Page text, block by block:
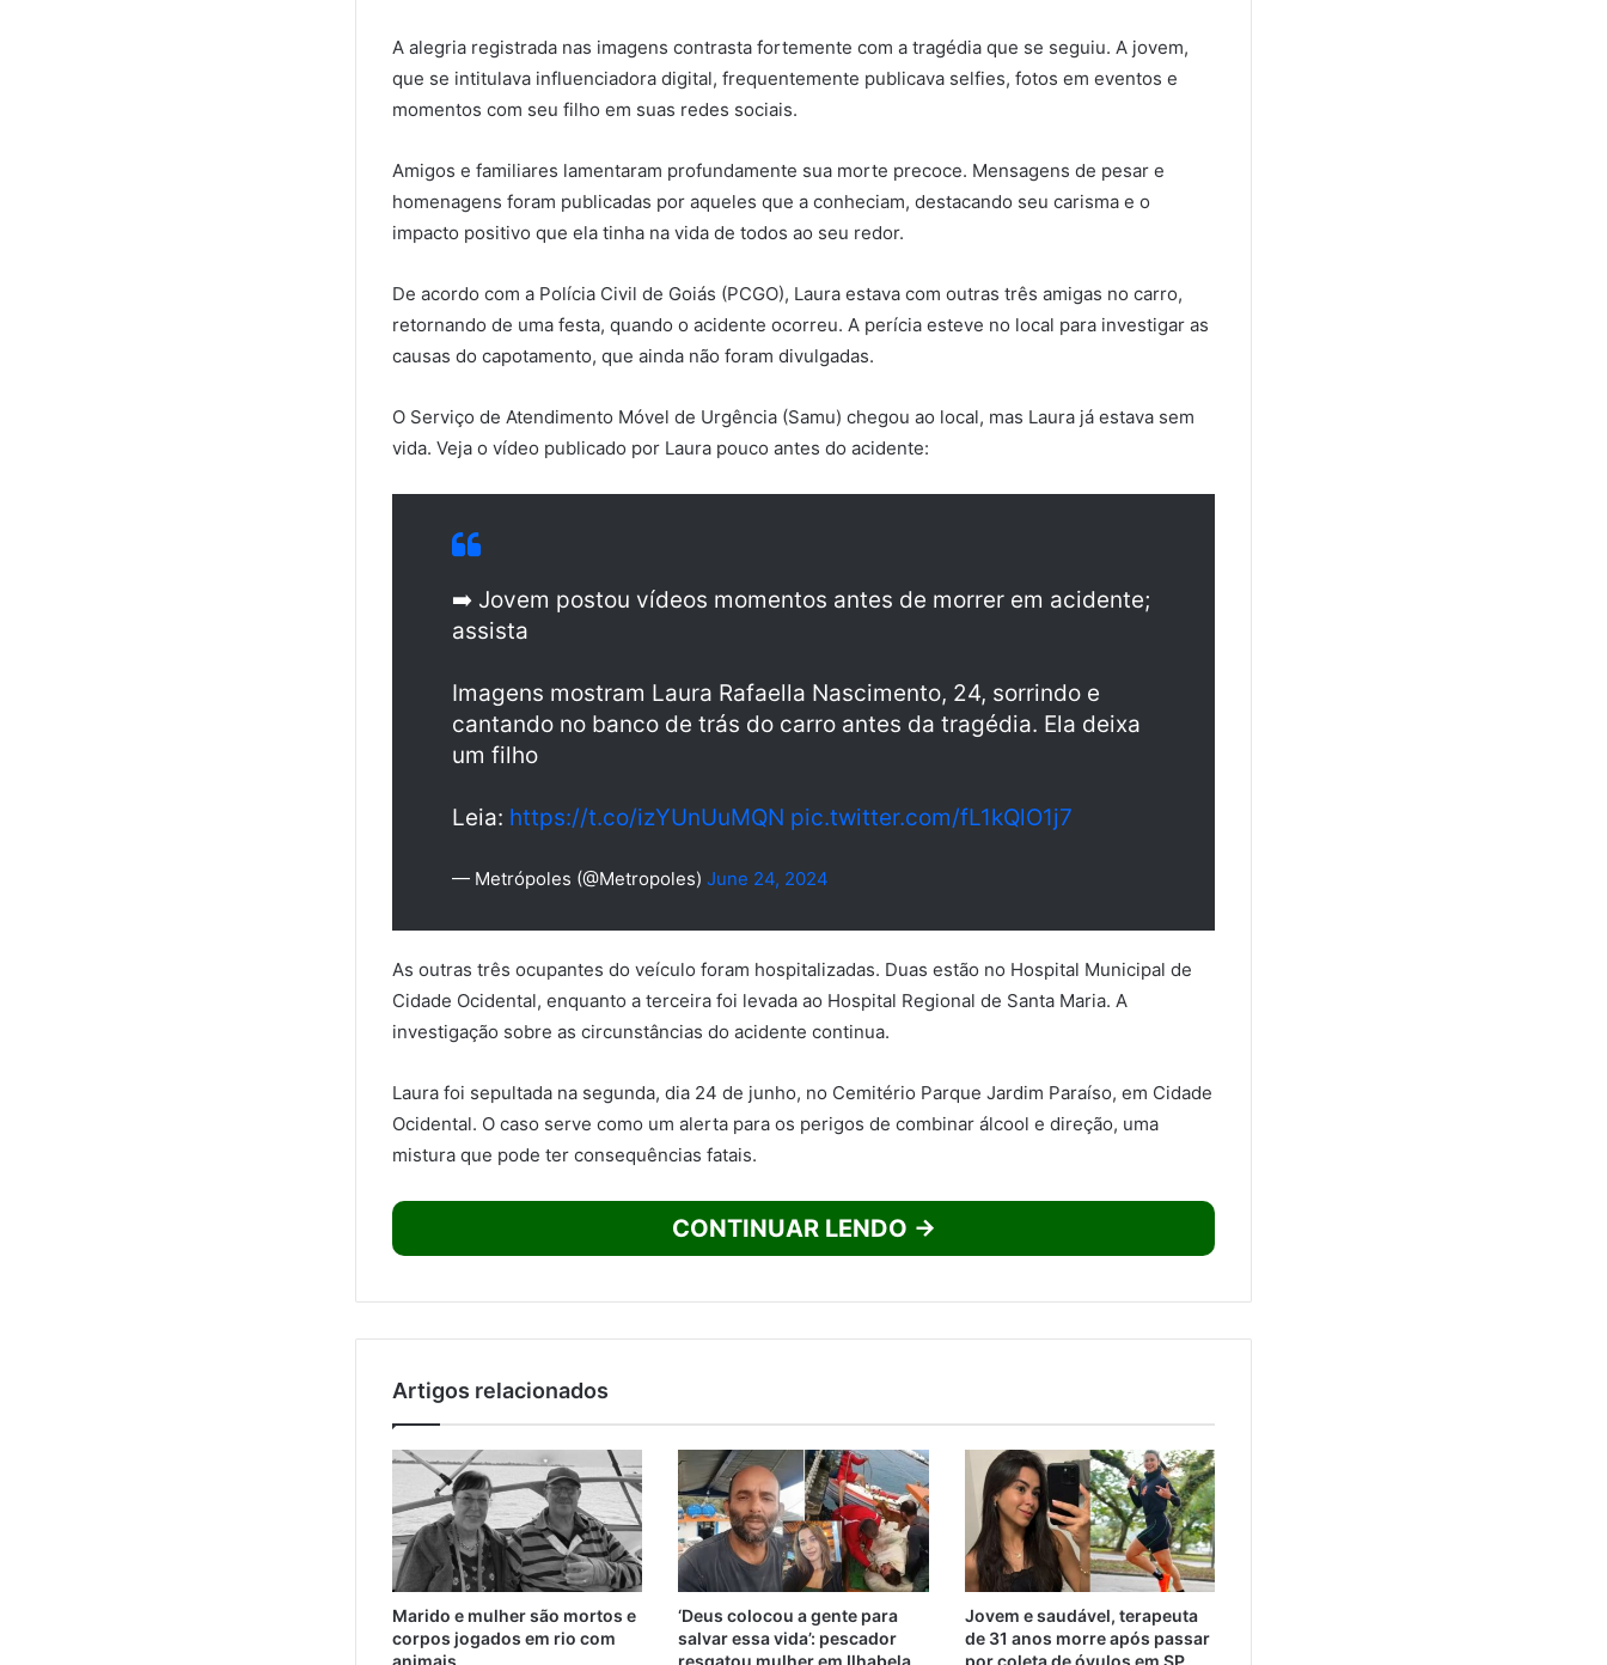
A alegria registrada nas imagens contrasta fortemente com a tragédia que se seguiu. A jovem,
que se intitulava influenciadora digital, frequentemente publicava selfies, fotos em eventos e
momentos com seu filho em suas redes sociais.
Amigos e familiares lamentaram profundamente sua morte precoce. Mensagens de pesar e
homenagens foram publicadas por aqueles que a conheciam, destacando seu carisma e o
impacto positivo que ela tinha na vida de todos ao seu redor.
De acordo com a Polícia Civil de Goiás (PCGO), Laura estava com outras três amigas no carro,
retornando de uma festa, quando o acidente ocorreu. A perícia esteve no local para investigar as
causas do capotamento, que ainda não foram divulgadas.
O Serviço de Atendimento Móvel de Urgência (Samu) chegou ao local, mas Laura já estava sem
vida. Veja o vídeo publicado por Laura pouco antes do acidente:
➡️ Jovem postou vídeos momentos antes de morrer em acidente;
assista
Imagens mostram Laura Rafaella Nascimento, 24, sorrindo e
cantando no banco de trás do carro antes da tragédia. Ela deixa
um filho
Leia: https://t.co/izYUnUuMQN pic.twitter.com/fL1kQlO1j7
— Metrópoles (@Metropoles) June 24, 2024
As outras três ocupantes do veículo foram hospitalizadas. Duas estão no Hospital Municipal de
Cidade Ocidental, enquanto a terceira foi levada ao Hospital Regional de Santa Maria. A
investigação sobre as circunstâncias do acidente continua.
Laura foi sepultada na segunda, dia 24 de junho, no Cemitério Parque Jardim Paraíso, em Cidade
Ocidental. O caso serve como um alerta para os perigos de combinar álcool e direção, uma
mistura que pode ter consequências fatais.
CONTINUAR LENDO →
Artigos relacionados
Marido e mulher são mortos e
corpos jogados em rio com
animais
‘Deus colocou a gente para
salvar essa vida’: pescador
resgatou mulher em Ilhabela
Jovem e saudável, terapeuta
de 31 anos morre após passar
por coleta de óvulos em SP